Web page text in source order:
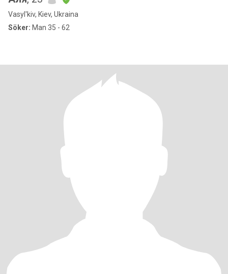
Vasyl'kiv, Kiev, Ukraina
Söker: Man 35 - 62